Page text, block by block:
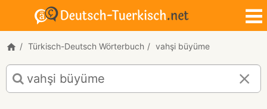
Türkisch-Deutsch Wörterbuch vahşi büyüme
Türkisch-
Deutsch
Übersetzung